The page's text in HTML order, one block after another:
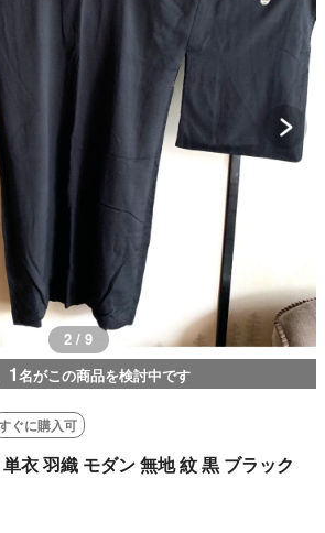
3 / 9
1名がこの商品を検討中です
ぐに購入可
衣 羽織 モダン 無地 紋 黒 ブラック